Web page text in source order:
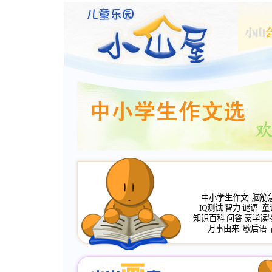
中小学生作文 脑筋
IQ测试 智力 谜语 童
知识百科 问答 蒙学读
万事由来 歇后语